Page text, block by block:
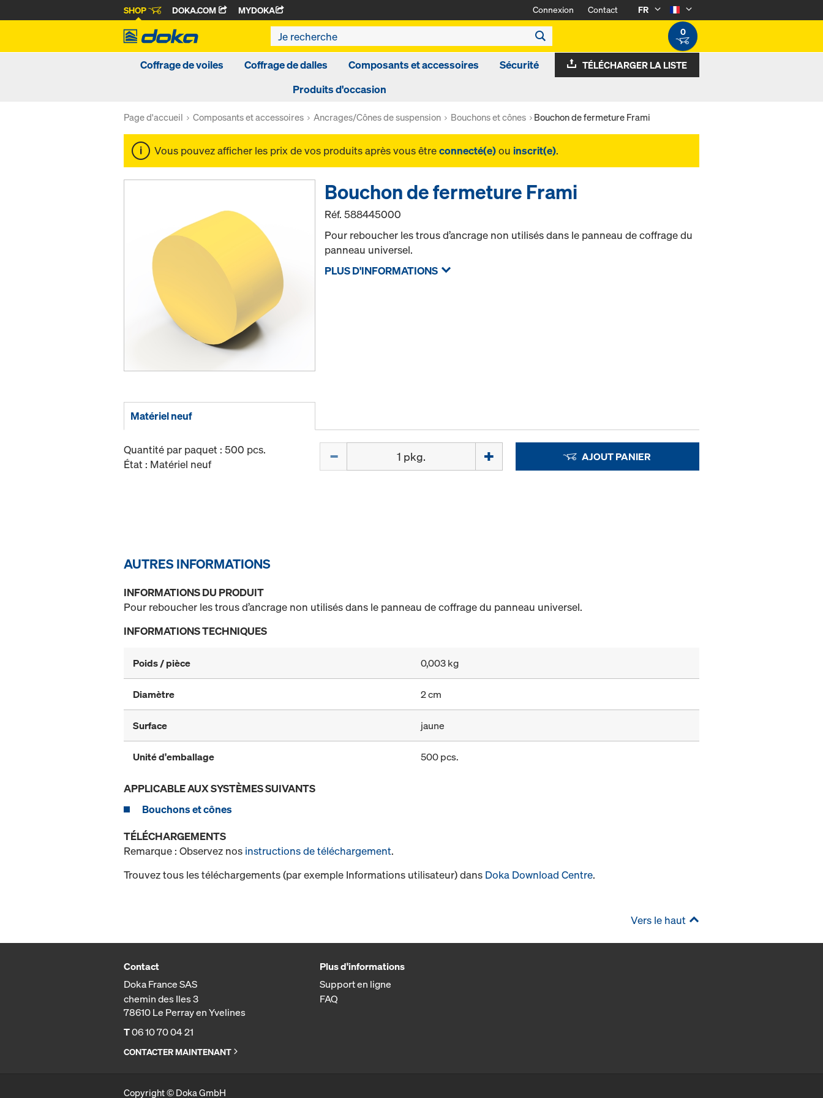
SHOP DOKA.COM MYDOKA Connexion Contact
FR
0
Coffrage de voiles Coffrage de dalles Composants et accessoires
Sécurité
Produits d'occasion
TÉLÉCHARGER LA LISTE
Page d'accueil Composants et accessoires Ancrages/Cônes de suspension Bouchons et cônes Bouchon de fermeture Frami
Vous pouvez afficher les prix de vos produits après vous êtreconnecté(e)ou inscrit(e).
Bouchon de fermeture Frami
Réf.588445000
Pour reboucher les trous d’ancrage non utilisés dans le panneau de coffrage du
panneau universel.
PLUS D'INFORMATIONS
Matériel neuf
Quantité par paquet : 500 pcs.
État : Matériel neuf
AJOUT PANIER
AUTRES INFORMATIONS
INFORMATIONS DU PRODUIT
Pour reboucher les trous d’ancrage non utilisés dans le panneau de coffrage du panneau universel.
INFORMATIONS TECHNIQUES
Poids / pièce 0,003 kg
Diamètre 2 cm
Surface jaune
Unité d'emballage 500 pcs.
APPLICABLE AUX SYSTÈMES SUIVANTS
Bouchons et cônes
TÉLÉCHARGEMENTS
Remarque : Observez nos instructions de téléchargement.
Trouvez tous les téléchargements (par exemple Informations utilisateur) dans Doka Download Centre.
Vers le haut
Contact
Doka France SAS
chemin des Iles 3
78610 Le Perray en Yvelines
T06 10 70 04 21
CONTACTER MAINTENANT
Plus d'informations
Support en ligne
FAQ
Copyright © Doka GmbH